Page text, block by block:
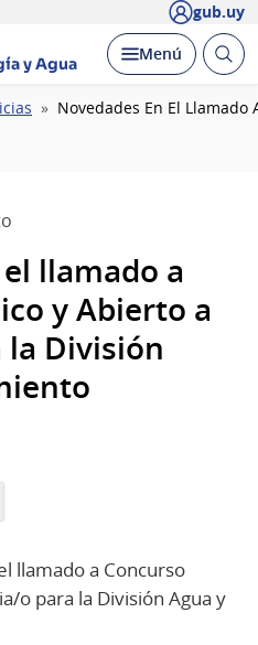
gub.uy
y Agua
Desplegar
Menú Abrir
Novedades En El Llamado
llamado a
y Abierto a
la División
llamado a Concurso
o para la División Agua y